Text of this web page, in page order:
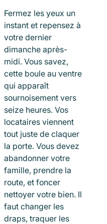
Fermez les yeux un
instant et repensez à
votre dernier
dimanche après-
midi. Vous savez,
cette boule au ventre
qui apparaît
sournoisement vers
seize heures. Vos
locataires viennent
tout juste de claquer
la porte. Vous devez
abandonner votre
famille, prendre la
route, et foncer
nettoyer votre bien. Il
faut changer les
draps, traquer les